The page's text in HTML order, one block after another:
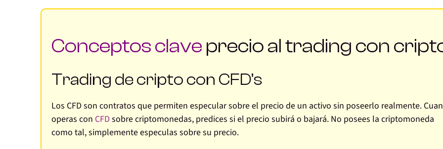
Conceptos clave precio al trading con
Trading de cripto con CFD’s
Los CFD son contratos que permiten especular sobre el precio de un activo sin poseerlo realmente.
operas con CFD sobre criptomonedas, predices si el precio subirá o bajará. No posees la criptomoneda
como tal, simplemente especulas sobre su precio.